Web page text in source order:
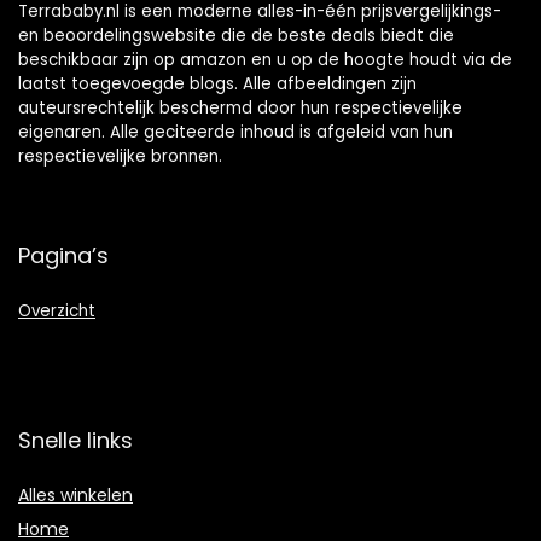
Terrababy.nl is een moderne alles-in-één prijsvergelijkings-
en beoordelingswebsite die de beste deals biedt die
beschikbaar zijn op amazon en u op de hoogte houdt via de
laatst toegevoegde blogs. Alle afbeeldingen zijn
auteursrechtelijk beschermd door hun respectievelijke
eigenaren. Alle geciteerde inhoud is afgeleid van hun
respectievelijke bronnen.
Pagina’s
Overzicht
Snelle links
Alles winkelen
Home